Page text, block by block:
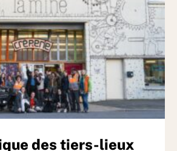
des tiers-lieux